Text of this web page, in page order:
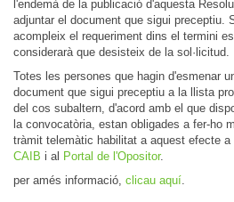
l'endemà de la publicació d'aquesta
adjuntar el document que sigui preceptiu.
acompleix el requeriment dins el termini
considerarà que desisteix de la sol·licitud.
Totes les persones que hagin d'esmenar
document que sigui preceptiu a la llista
del cos subaltern, d'acord amb el que
la convocatòria, estan obligades a fer-ho
tràmit telemàtic habilitat a aquest efecte a
CAIB i al Portal de l'Opositor.
per amés informació, clicau aquí.